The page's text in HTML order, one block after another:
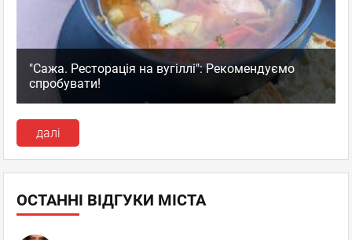
"Сажа. Ресторація на вугіллі": Рекомендуємо
спробувати!
далі
ОСТАННІ ВІДГУКИ МІСТА